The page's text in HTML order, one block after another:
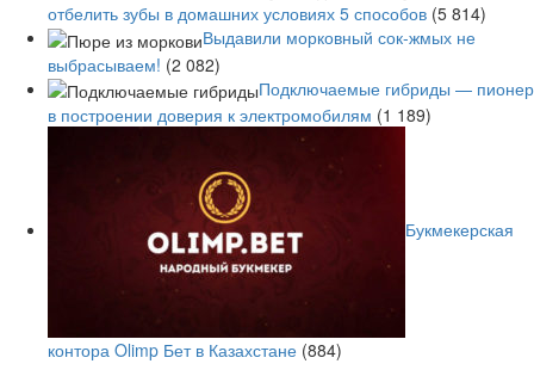
отбелить зубы в домашних условиях 5 способов (5 814)
Выдавили морковный сок-жмых не
выбрасываем! (2 082)
Подключаемые гибриды — пионер
в построении доверия к электромобилям (1 189)
Букмекерская
контора Olimp Бет в Казахстане (884)